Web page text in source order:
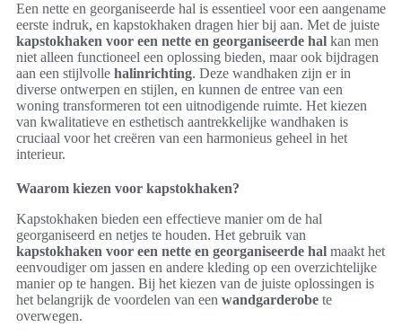
Een nette en georganiseerde hal is essentieel voor een aangename
eerste indruk, en kapstokhaken dragen hier bij aan. Met de juiste
kapstokhaken voor een nette en georganiseerde hal kan men
niet alleen functioneel een oplossing bieden, maar ook bijdragen
aan een stijlvolle halinrichting. Deze wandhaken zijn er in
diverse ontwerpen en stijlen, en kunnen de entree van een
woning transformeren tot een uitnodigende ruimte. Het kiezen
van kwalitatieve en esthetisch aantrekkelijke wandhaken is
cruciaal voor het creëren van een harmonieus geheel in het
interieur.
Waarom kiezen voor kapstokhaken?
Kapstokhaken bieden een effectieve manier om de hal
georganiseerd en netjes te houden. Het gebruik van
kapstokhaken voor een nette en georganiseerde hal maakt het
eenvoudiger om jassen en andere kleding op een overzichtelijke
manier op te hangen. Bij het kiezen van de juiste oplossingen is
het belangrijk de voordelen van een wandgarderobe te
overwegen.